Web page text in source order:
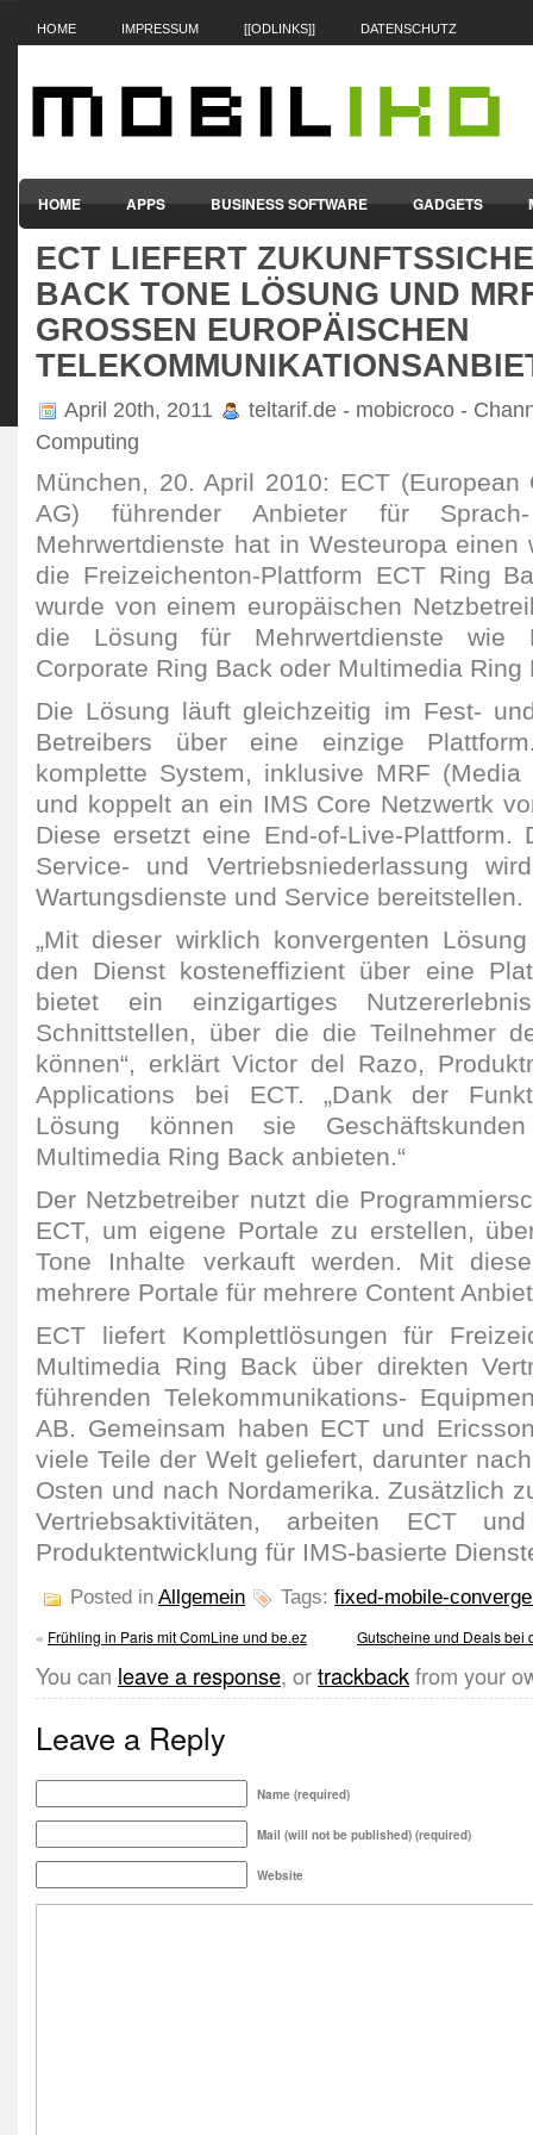
HOME IMPRESSUM [[ODLINKS]] DATENSCHUTZ
HOME APPS BUSINESS SOFTWARE GADGETS
SMARTPHONES & HANDYS TABLET-PCS VERTRÄGE &
ECT LIEFERT
BACK TONE LÖSUNG UND
GROSSEN EUROPÄISCHEN T
April 20th, 2011
teltarif.de - mobicroco -
Computing
München, 20. April 2010: ECT (European
AG) führender Anbieter für
Mehrwertdienste hat in Westeuropa einen
die Freizeichenton-Plattform ECT Ring
wurde von einem europäischen
die Lösung für Mehrwertdienste wie
Corporate Ring Back oder Multimedia
Die Lösung läuft gleichzeitig im Fest-
Betreibers über eine einzige
komplette System, inklusive MRF (Media
und koppelt an ein IMS Core Netzwertk
Diese ersetzt eine End-of-Live-Plattform.
Service- und Vertriebsniederlassung
Wartungsdienste und Service bereitstellen.
„Mit dieser wirklich konvergenten
den Dienst kosteneffizient über eine
bietet ein einzigartiges
Schnittstellen, über die die Teilnehmer
können“, erklärt Victor del Razo,
Applications bei ECT. „Dank der
Lösung können sie
Multimedia Ring Back anbieten.“
Der Netzbetreiber nutzt die
ECT, um eigene Portale zu erstellen,
Tone Inhalte verkauft werden. Mit
mehrere Portale für mehrere Content
ECT liefert Komplettlösungen für
Multimedia Ring Back über direkten
führenden Telekommunikations-
AB. Gemeinsam haben ECT und
viele Teile der Welt geliefert, darunter
Osten und nach Nordamerika. Zusätzlich
Vertriebsaktivitäten, arbeiten ECT
Produktentwicklung für IMS-basierte
Posted in Allgemein Tags: fixed-mobile-
« Frühling in Paris mit ComLine und be.ez Gutscheine und Deals bei
You can leave a response, ortrackbackfrom your
Leave a Reply
Name (required)
Mail (will not be published) (required)
Website